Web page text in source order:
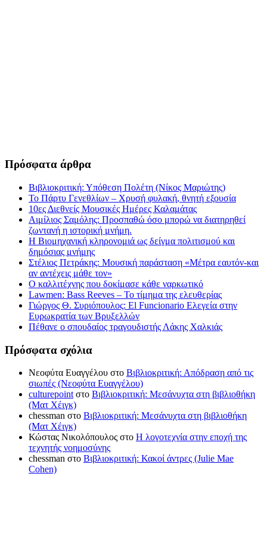
Πρόσφατα άρθρα
Βιβλιοκριτική: Υπόθεση Πολέτη (Νίκος Μαριώτης)
Το Πάρτυ Γενεθλίων – Χρυσή φυλακή, θνητή εξουσία
10ες Διεθνείς Μουσικές Ημέρες Καλαμάτας
Αιμίλιος Σαμόλης: Προσπαθώ όσο μπορώ να διατηρηθεί
ζωντανή η ιστορική μνήμη.
Η Βιομηχανική κληρονομιά ως δείγμα πολιτισμού και
δημόσιας μνήμης
Στέλιος Πετράκης: Μουσική παράσταση «Μέτρα εαυτόν-και
αν αντέχεις μάθε τον»
Ο καλλιτέχνης που δοκίμασε κάθε ναρκωτικό
Lawmen: Bass Reeves – Το τίμημα της ελευθερίας
Γιώργος Θ. Συριόπουλος: El Funcionario Ελεγεία στην
Ευρωκρατία των Βρυξελλών
Πέθανε ο σπουδαίος τραγουδιστής Λάκης Χαλκιάς
Πρόσφατα σχόλια
Νεοφύτα Ευαγγέλου στο Βιβλιοκριτική: Απόδραση από τις
σιωπές (Νεοφύτα Ευαγγέλου)
culturepointστο Βιβλιοκριτική: Μεσάνυχτα στη βιβλιοθήκη
(Ματ Χέιγκ)
chessman στο Βιβλιοκριτική: Μεσάνυχτα στη βιβλιοθήκη
(Ματ Χέιγκ)
Κώστας Νικολόπουλος στο Η λογοτεχνία στην εποχή της
τεχνητής νοημοσύνης
chessman στο Βιβλιοκριτική: Κακοί άντρες (Julie Mae
Cohen)